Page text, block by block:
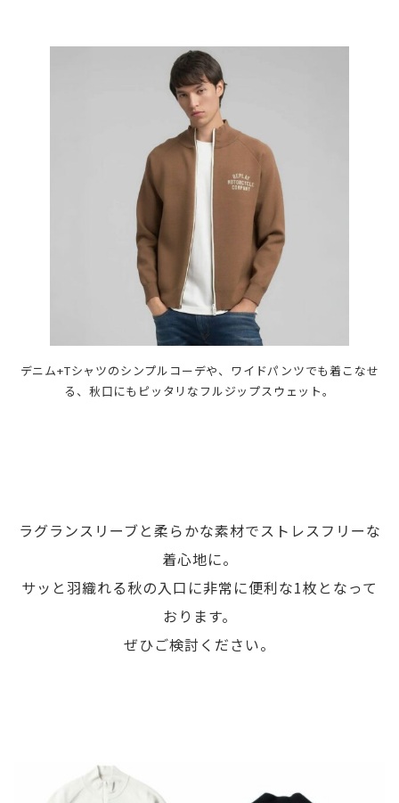
デニム+Tシャツのシンプルコーデや、ワイドパンツでも着こなせ
る、秋口にもピッタリなフルジップスウェット。
ラグランスリーブと柔らかな素材でストレスフリーな
着心地に。
サッと羽織れる秋の入口に非常に便利な1枚となって
おります。
ぜひご検討ください。